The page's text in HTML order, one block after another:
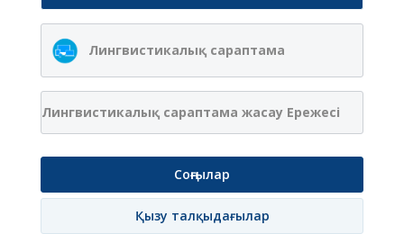
Лингвистикалық сараптама
Лингвистикалық сараптама жасау Ережесі
Соңғылар
Қызу талқыдағылар